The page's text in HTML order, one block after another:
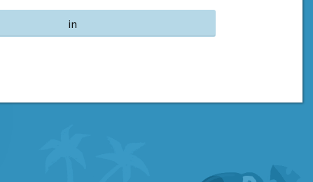
in